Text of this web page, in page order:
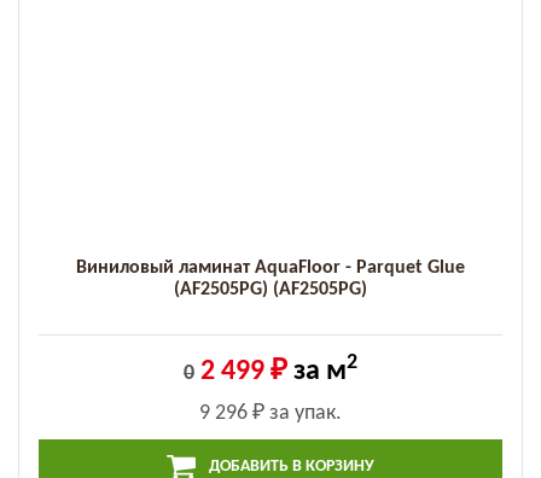
Виниловый ламинат AquaFloor - Parquet Glue
(AF2505PG) (AF2505PG)
0 2 499 ₽ за м2
9 296 ₽ за упак.
ДОБАВИТЬ В КОРЗИНУ